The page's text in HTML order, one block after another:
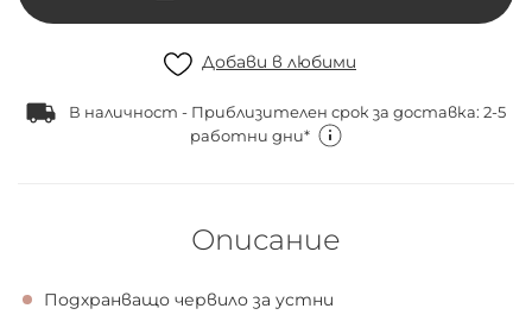
Добави в любими
В наличност - Приблизителен срок за доставка: 2-5
работни дни*
Описание
Подхранващо червило за устни